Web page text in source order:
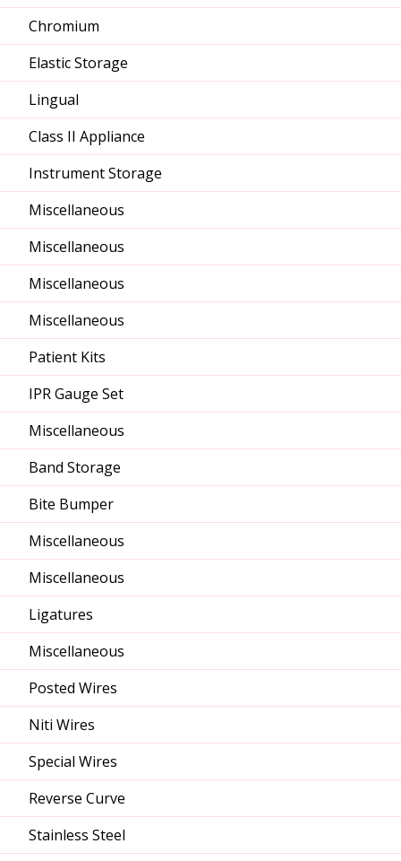
Chromium
Elastic Storage
Lingual
Class II Appliance
Instrument Storage
Miscellaneous
Miscellaneous
Miscellaneous
Miscellaneous
Patient Kits
IPR Gauge Set
Miscellaneous
Band Storage
Bite Bumper
Miscellaneous
Miscellaneous
Ligatures
Miscellaneous
Posted Wires
Niti Wires
Special Wires
Reverse Curve
Stainless Steel